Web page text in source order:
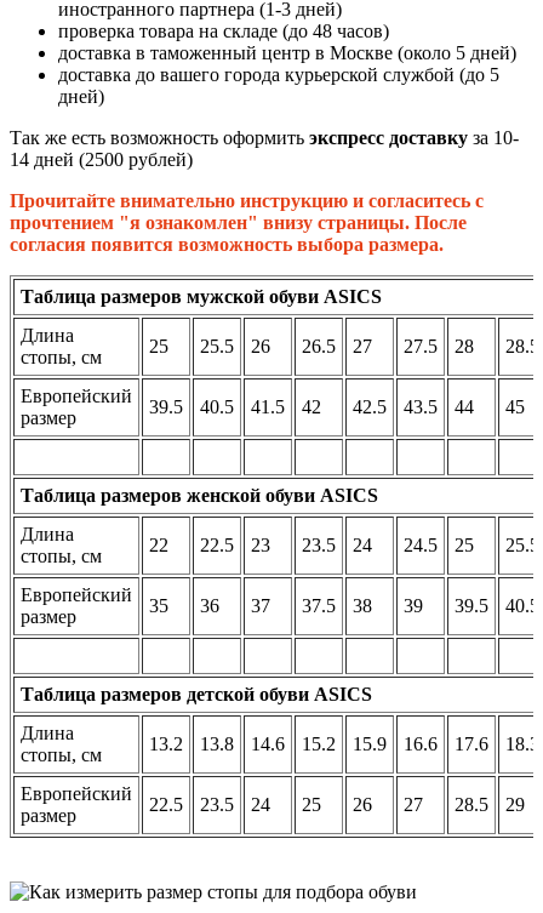
иностранного партнера (1-3 дней)
проверка товара на складе (до 48 часов)
доставка в таможенный центр в Москве (около 5 дней)
доставка до вашего города курьерской службой (до 5
дней)
Так же есть возможность оформить экспресс доставку за 10-
14 дней (2500 рублей)
Прочитайте внимательно инструкцию и согласитесь с
прочтением "я ознакомлен" внизу страницы. После
согласия появится возможность выбора размера.
Таблица размеров мужской обуви ASICS
Длина
стопы, см
25 25.5 26 26.5 27 27.5 28 28.5
Европейский
размер
39.5 40.5 41.5 42 42.5 43.5 44 45
Таблица размеров женской обуви ASICS
Длина
стопы, см
22 22.5 23 23.5 24 24.5 25 25.5
Европейский
размер
35 36 37 37.5 38 39 39.5 40.5
Таблица размеров детской обуви ASICS
Длина
стопы, см
13.2 13.8 14.6 15.2 15.9 16.6 17.6 18.3
Европейский
размер
22.5 23.5 24 25 26 27 28.5 29